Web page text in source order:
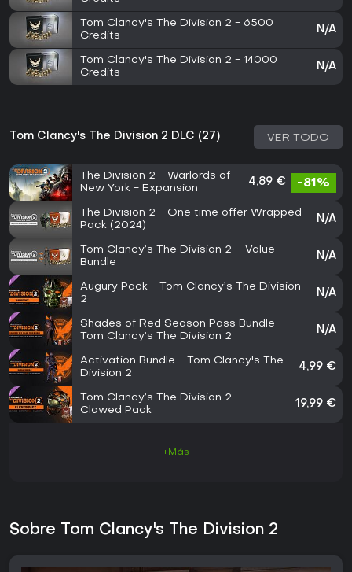
Tom Clancy's The Division 2 - 6500
Credits
N/A
Tom Clancy's The Division 2 - 14000
Credits
N/A
Tom Clancy's The Division 2 DLC (27) VER TODO
The Division 2 - Warlords of
New York - Expansion
4,89 € -81%
The Division 2 - One time offer Wrapped
Pack (2024)
N/A
Tom Clancy’s The Division 2 – Value
Bundle
N/A
Augury Pack - Tom Clancy’s The Division
2
N/A
Shades of Red Season Pass Bundle -
Tom Clancy’s The Division 2
N/A
Activation Bundle - Tom Clancy's The
Division 2
4,99 €
Tom Clancy’s The Division 2 –
Clawed Pack
19,99 €
+Más
Sobre Tom Clancy's The Division 2